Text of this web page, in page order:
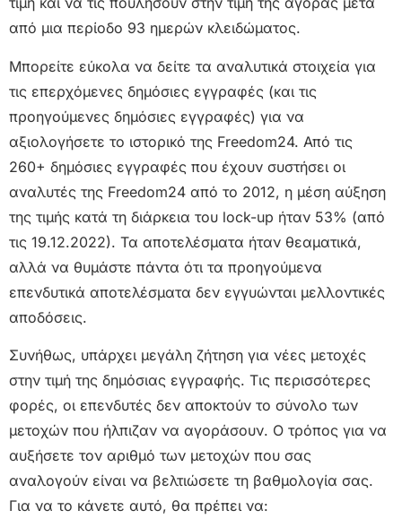
από μια περίοδο 93 ημερών κλειδώματος.
Μπορείτε εύκολα να δείτε τα αναλυτικά στοιχεία για
τις επερχόμενες δημόσιες εγγραφές (και τις
προηγούμενες δημόσιες εγγραφές) για να
αξιολογήσετε το ιστορικό της Freedom24. Από τις
260+ δημόσιες εγγραφές που έχουν συστήσει οι
αναλυτές της Freedom24 από το 2012, η μέση αύξηση
της τιμής κατά τη διάρκεια του lock-up ήταν 53% (από
τις 19.12.2022). Τα αποτελέσματα ήταν θεαματικά,
αλλά να θυμάστε πάντα ότι τα προηγούμενα
επενδυτικά αποτελέσματα δεν εγγυώνται μελλοντικές
αποδόσεις.
Συνήθως, υπάρχει μεγάλη ζήτηση για νέες μετοχές
στην τιμή της δημόσιας εγγραφής. Τις περισσότερες
φορές, οι επενδυτές δεν αποκτούν το σύνολο των
μετοχών που ήλπιζαν να αγοράσουν. Ο τρόπος για να
αυξήσετε τον αριθμό των μετοχών που σας
αναλογούν είναι να βελτιώσετε τη βαθμολογία σας.
Για να το κάνετε αυτό, θα πρέπει να: